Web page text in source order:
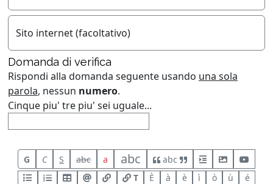
Sito internet (facoltativo)
Domanda di verifica
Rispondi alla domanda seguente usando una sola
parola, nessun numero.
Cinque piu' tre piu' sei uguale...
G C S abc a abc
abc
T
È à è ì ò ù é